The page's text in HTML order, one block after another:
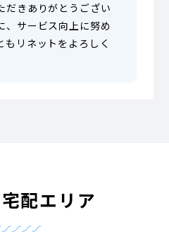
だきありがとうござい
、サービス向上に努め
もリネットをよろしく
配エリア